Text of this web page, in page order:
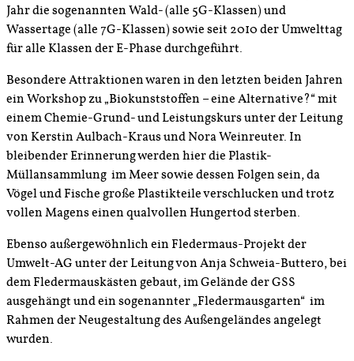
Jahr die sogenannten Wald- (alle 5G-Klassen) und
Wassertage (alle 7G-Klassen) sowie seit 2010 der Umwelttag
für alle Klassen der E-Phase durchgeführt.
Besondere Attraktionen waren in den letzten beiden Jahren
ein Workshop zu „Biokunststoffen – eine Alternative?“ mit
einem Chemie-Grund- und Leistungskurs unter der Leitung
von Kerstin Aulbach-Kraus und Nora Weinreuter. In
bleibender Erinnerung werden hier die Plastik-
Müllansammlung im Meer sowie dessen Folgen sein, da
Vögel und Fische große Plastikteile verschlucken und trotz
vollen Magens einen qualvollen Hungertod sterben.
Ebenso außergewöhnlich ein Fledermaus-Projekt der
Umwelt-AG unter der Leitung von Anja Schweia-Buttero, bei
dem Fledermauskästen gebaut, im Gelände der GSS
ausgehängt und ein sogenannter „Fledermausgarten“ im
Rahmen der Neugestaltung des Außengeländes angelegt
wurden.